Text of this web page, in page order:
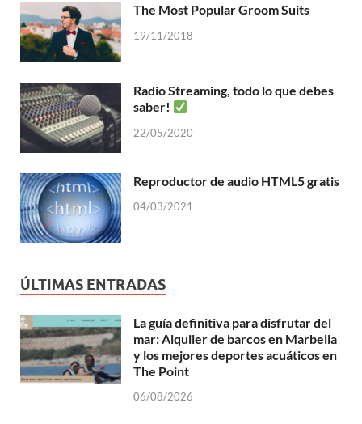
The Most Popular Groom Suits
19/11/2018
Radio Streaming, todo lo que debes
saber!
22/05/2020
Reproductor de audio HTML5 gratis
04/03/2021
ÚLTIMAS ENTRADAS
La guía definitiva para disfrutar del
mar: Alquiler de barcos en Marbella
y los mejores deportes acuáticos en
The Point
06/08/2026